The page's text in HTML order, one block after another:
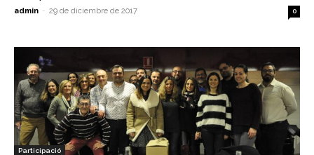
admin - 29 de diciembre de 2017 0
Participació